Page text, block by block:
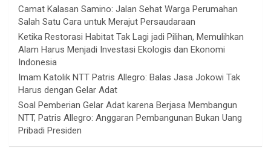
Camat Kalasan Samino: Jalan Sehat Warga Perumahan
Salah Satu Cara untuk Merajut Persaudaraan
Ketika Restorasi Habitat Tak Lagi jadi Pilihan, Memulihkan
Alam Harus Menjadi Investasi Ekologis dan Ekonomi
Indonesia
Imam Katolik NTT Patris Allegro: Balas Jasa Jokowi Tak
Harus dengan Gelar Adat
Soal Pemberian Gelar Adat karena Berjasa Membangun
NTT, Patris Allegro: Anggaran Pembangunan Bukan Uang
Pribadi Presiden